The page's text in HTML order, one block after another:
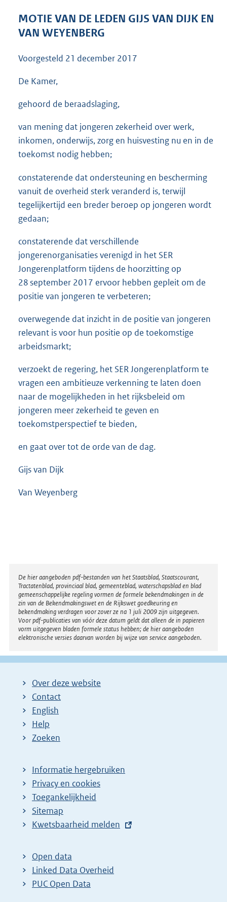
K
MOTIE VAN DE LEDEN GIJS VAN DIJK EN
VAN WEYENBERG
Voorgesteld 21 december 2017
De Kamer,
gehoord de beraadslaging,
van mening dat jongeren zekerheid over werk,
inkomen, onderwijs, zorg en huisvesting nu en in de
toekomst nodig hebben;
constaterende dat ondersteuning en bescherming
vanuit de overheid sterk veranderd is, terwijl
tegelijkertijd een breder beroep op jongeren wordt
gedaan;
constaterende dat verschillende
jongerenorganisaties verenigd in het SER
Jongerenplatform tijdens de hoorzitting op
28 september 2017 ervoor hebben gepleit om de
positie van jongeren te verbeteren;
overwegende dat inzicht in de positie van jongeren
relevant is voor hun positie op de toekomstige
arbeidsmarkt;
verzoekt de regering, het SER Jongerenplatform te
vragen een ambitieuze verkenning te laten doen
naar de mogelijkheden in het rijksbeleid om
jongeren meer zekerheid te geven en
toekomstperspectief te bieden,
en gaat over tot de orde van de dag.
Gijs van Dijk
Van Weyenberg
Disclaimer
De hier aangeboden pdf-bestanden van het Staatsblad, Staatscourant,
Tractatenblad, provinciaal blad, gemeenteblad, waterschapsblad en blad
gemeenschappelijke regeling vormen de formele bekendmakingen in de
zin van de Bekendmakingswet en de Rijkswet goedkeuring en
bekendmaking verdragen voor zover ze na 1 juli 2009 zijn uitgegeven.
Voor pdf-publicaties van vóór deze datum geldt dat alleen de in papieren
vorm uitgegeven bladen formele status hebben; de hier aangeboden
elektronische versies daarvan worden bij wijze van service aangeboden.
Over deze website
Contact
English
Help
Zoeken
Informatie hergebruiken
Privacy en cookies
Toegankelijkheid
Sitemap
E
t
e
r
Kwetsbaarheid melden
Open data
Linked Data Overheid
PUC Open Data